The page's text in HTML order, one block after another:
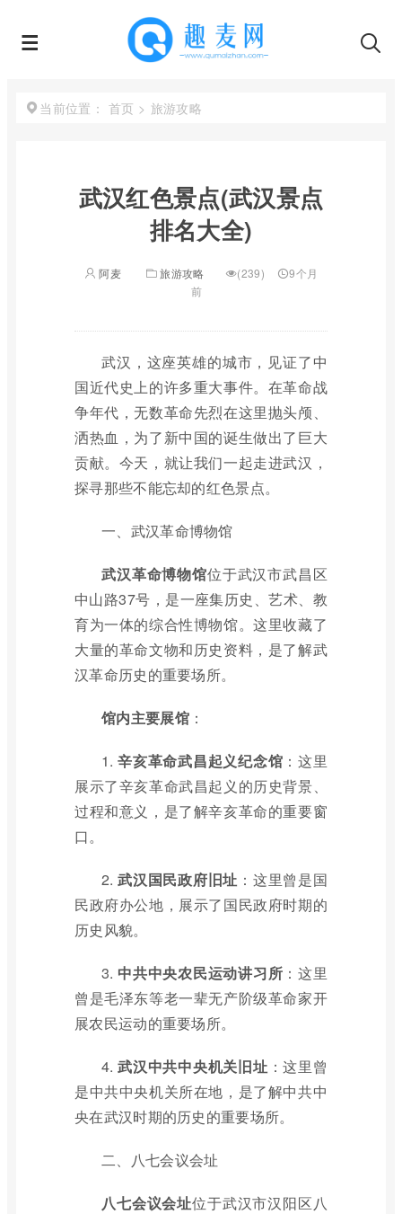
当前位置： 首页 > 旅游攻略
武汉红色景点(武汉景点
排名大全)
阿麦 旅游攻略 (239)
9个月
前
武汉，这座英雄的城市，见证了中
国近代史上的许多重大事件。在革命战
争年代，无数革命先烈在这里抛头颅、
洒热血，为了新中国的诞生做出了巨大
贡献。今天，就让我们一起走进武汉，
探寻那些不能忘却的红色景点。
一、武汉革命博物馆
武汉革命博物馆位于武汉市武昌区
中山路37号，是一座集历史、艺术、教
育为一体的综合性博物馆。这里收藏了
大量的革命文物和历史资料，是了解武
汉革命历史的重要场所。
馆内主要展馆：
1.辛亥革命武昌起义纪念馆 ：这里
展示了辛亥革命武昌起义的历史背景、
过程和意义，是了解辛亥革命的重要窗
口。
2.武汉国民政府旧址 ：这里曾是国
民政府办公地，展示了国民政府时期的
历史风貌。
3. 中共中央农民运动讲习所 ：这里
曾是毛泽东等老一辈无产阶级革命家开
展农民运动的重要场所。
4.武汉中共中央机关旧址 ：这里曾
是中共中央机关所在地，是了解中共中
央在武汉时期的历史的重要场所。
二、八七会议会址
八七会议会址位于武汉市汉阳区八